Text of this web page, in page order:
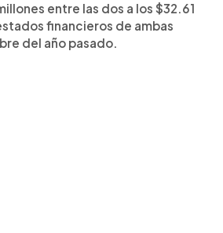
entre las dos a los $32.61
financieros de ambas
del año pasado.